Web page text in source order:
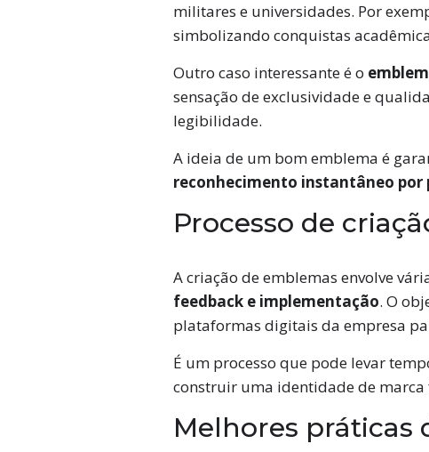
militares e universidades. Por
simbolizando conquistas
Outro caso interessante é o
sensação de exclusividade e
legibilidade.
A ideia de um bom emblema é
reconhecimento instantâneo por
Processo de
A criação de emblemas envolve
feedback e implementação. O
plataformas digitais da empresa
É um processo que pode levar
construir uma identidade de marca
Melhores práticas